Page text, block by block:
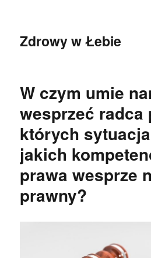
Zdrowy w Łebie
W czym umie
wesprzeć radca
których
jakich
prawa wesprze
prawny?